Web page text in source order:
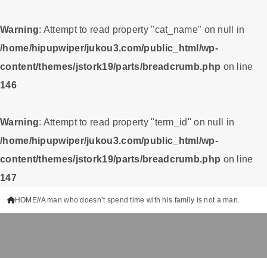
Warning: Attempt to read property "cat_name" on null in
/home/hipupwiper/jukou3.com/public_html/wp-
content/themes/jstork19/parts/breadcrumb.php on line
146
Warning: Attempt to read property "term_id" on null in
/home/hipupwiper/jukou3.com/public_html/wp-
content/themes/jstork19/parts/breadcrumb.php on line
147
HOME A man who doesn’t spend time with his family is not a man.